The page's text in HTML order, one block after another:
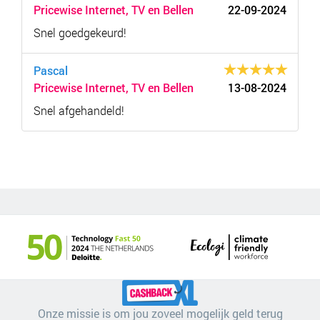
Pricewise Internet, TV en Bellen
22-09-2024
Snel goedgekeurd!
Pascal
Pricewise Internet, TV en Bellen
13-08-2024
Snel afgehandeld!
Onze missie is om jou zoveel mogelijk geld terug